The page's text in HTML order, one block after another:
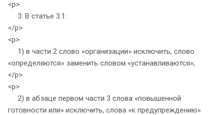
<p>
3. В статье 3.1:
</p>
<p>
1) в части 2 слово «организации» исключить, слово
«определяются» заменить словом «устанавливаются»;
</p>
<p>
2) в абзаце первом части 3 слова «повышенной
готовности или» исключить, слова «к предупреждению»